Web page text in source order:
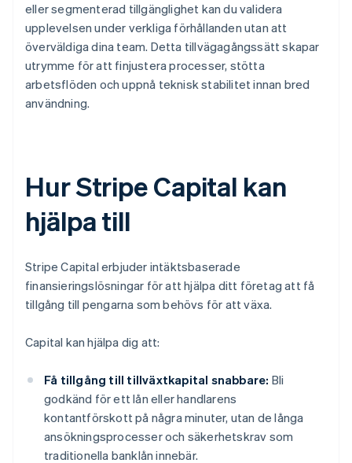
eller segmenterad tillgänglighet kan du validera
upplevelsen under verkliga förhållanden utan att
överväldiga dina team. Detta tillvägagångssätt skapar
utrymme för att finjustera processer, stötta
arbetsflöden och uppnå teknisk stabilitet innan bred
användning.
Hur Stripe Capital kan
hjälpa till
Stripe Capital erbjuder intäktsbaserade
finansieringslösningar för att hjälpa ditt företag att få
tillgång till pengarna som behövs för att växa.
Capital kan hjälpa dig att:
Få tillgång till tillväxtkapital snabbare: Bli
godkänd för ett lån eller handlarens
kontantförskott på några minuter, utan de långa
ansökningsprocesser och säkerhetskrav som
traditionella banklån innebär.